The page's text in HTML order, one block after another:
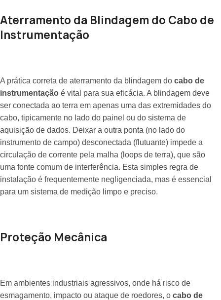
Aterramento da Blindagem do Cabo de
Instrumentação
A prática correta de aterramento da blindagem do cabo de
instrumentação é vital para sua eficácia. A blindagem deve
ser conectada ao terra em apenas uma das extremidades do
cabo, tipicamente no lado do painel ou do sistema de
aquisição de dados. Deixar a outra ponta (no lado do
instrumento de campo) desconectada (flutuante) impede a
circulação de corrente pela malha (loops de terra), que são
uma fonte comum de interferência. Esta simples regra de
instalação é frequentemente negligenciada, mas é essencial
para um sistema de medição limpo e preciso.
Proteção Mecânica
Em ambientes industriais agressivos, onde há risco de
esmagamento, impacto ou ataque de roedores, o cabo de